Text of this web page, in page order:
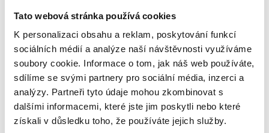
Tato webová stránka používá cookies
K personalizaci obsahu a reklam, poskytování funkcí
sociálních médií a analýze naší návštěvnosti využíváme
soubory cookie. Informace o tom, jak náš web používáte,
sdílíme se svými partnery pro sociální média, inzerci a
analýzy. Partneři tyto údaje mohou zkombinovat s
dalšími informacemi, které jste jim poskytli nebo které
získali v důsledku toho, že používáte jejich služby.
růstu. UniCredit Bank od 27.7.2026 zvýšila hypoteční sazby
plošně o 0,1…
Pavel Pohanka |aktualizováno: 04.08.2026
4 minuty k přečtení